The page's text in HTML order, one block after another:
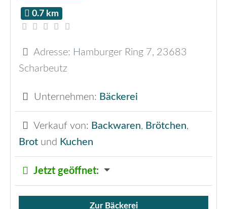
0.7 km
Adresse: Hamburger Ring 7, 23683
Scharbeutz
Unternehmen: Bäckerei
Verkauf von: Backwaren, Brötchen,
Brot und Kuchen
Jetzt geöffnet:
Zur Bäckerei